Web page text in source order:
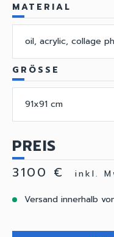
MATERIAL
oil, acrylic, collage
GRÖSSE
91x91 cm
PREIS
3100 €
inkl.
Versand innerhalb